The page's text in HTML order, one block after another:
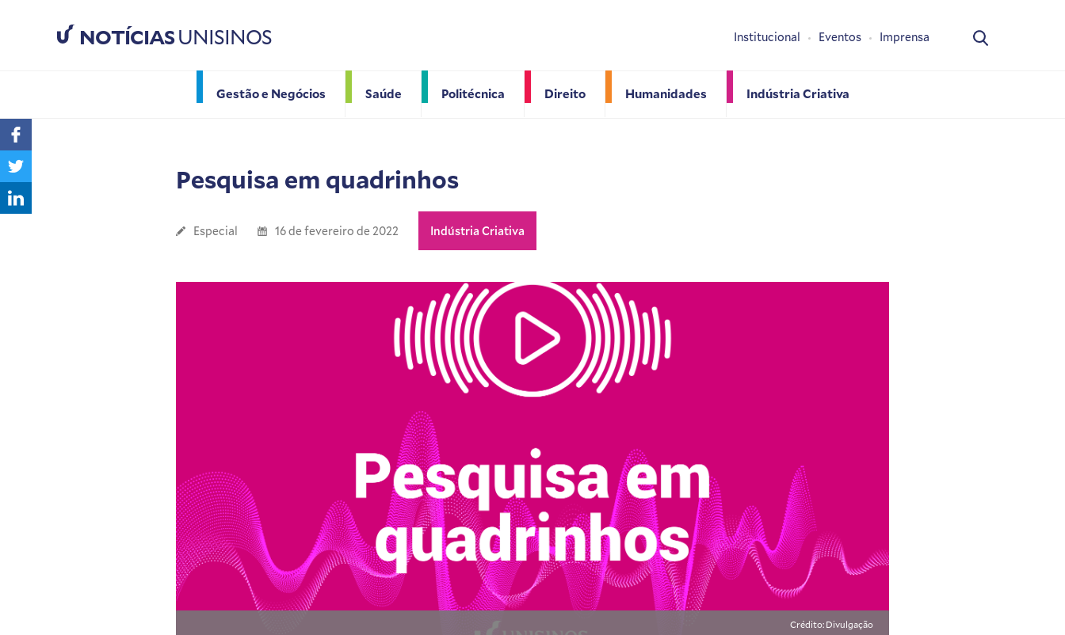
NOTÍCIASUNISINOS
Gestão e Negócios Saúde Politécnica Direito Humanidades Indústria Criativa
Institucional Eventos Imprensa
Pesquisa em quadrinhos
Especial 16 de fevereiro de 2022 Indústria Criativa
Crédito: Divulgação